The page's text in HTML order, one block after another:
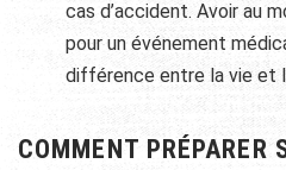
cas d’accident. Avoir au
pour un événement
différence entre la vie et
COMMENT PRÉPARER